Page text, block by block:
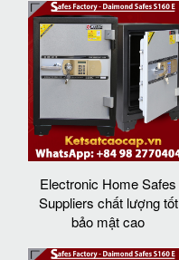
Electronic Home Safes
Suppliers chất lượng tốt
bảo mật cao